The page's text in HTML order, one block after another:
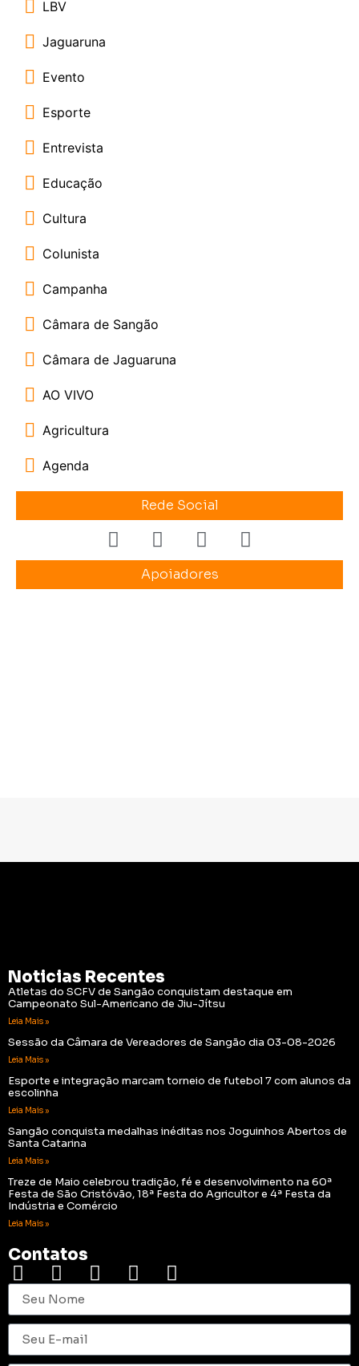
LBV
Jaguaruna
Evento
Esporte
Entrevista
Educação
Cultura
Colunista
Campanha
Câmara de Sangão
Câmara de Jaguaruna
AO VIVO
Agricultura
Agenda
Rede Social
Apoiadores
Noticias Recentes
Atletas do SCFV de Sangão conquistam destaque em
Campeonato Sul-Americano de Jiu-Jítsu
Leia Mais »
Sessão da Câmara de Vereadores de Sangão dia 03-08-2026
Leia Mais »
Esporte e integração marcam torneio de futebol 7 com alunos da
escolinha
Leia Mais »
Sangão conquista medalhas inéditas nos Joguinhos Abertos de
Santa Catarina
Leia Mais »
Treze de Maio celebrou tradição, fé e desenvolvimento na 60ª
Festa de São Cristóvão, 18ª Festa do Agricultor e 4ª Festa da
Indústria e Comércio
Leia Mais »
Contatos